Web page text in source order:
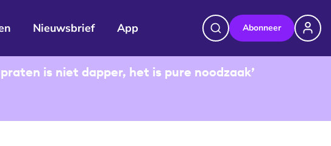
Nieuwsbrief App Abonneer
is niet dapper, het is pure noodzaak’